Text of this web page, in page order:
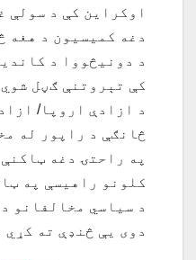
اوکراین کې د سولې
دغه کمیسیون د هغه
د دونیڅووا د
کې تېروتنې ګڼل
د ازادې اروپا/
څانګې د راپور له
په راحتۍ دغه
کلونو راهیسې په
د سیاسي مخالفانو
دوی یې څنډې ته کړي